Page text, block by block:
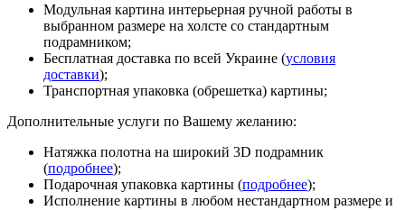
Модульная картина интерьерная ручной работы в
выбранном размере на холсте со стандартным
подрамником;
Бесплатная доставка по всей Украине (условия
доставки);
Транспортная упаковка (обрешетка) картины;
Дополнительные услуги по Вашему желанию:
Натяжка полотна на широкий 3D подрамник
(подробнее);
Подарочная упаковка картины (подробнее);
Исполнение картины в любом нестандартном размере и